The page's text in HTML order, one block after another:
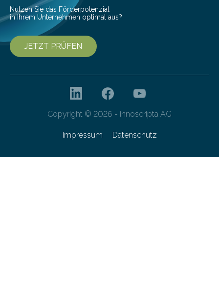
Nutzen Sie das Förderpotenzial
in Ihrem Unternehmen optimal aus?
JETZT PRÜFEN
Copyright © 2026 - innoscripta AG
Impressum Datenschutz